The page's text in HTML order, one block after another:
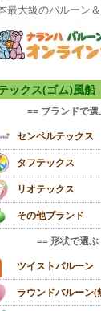
最大級のバルーン
ックス(ゴム)風船
== ブランドで選
センペルテックス
タフテックス
リオテックス
その他ブランド
== 形状で選ぶ
ツイストバルーン
ラウンドバルーン(